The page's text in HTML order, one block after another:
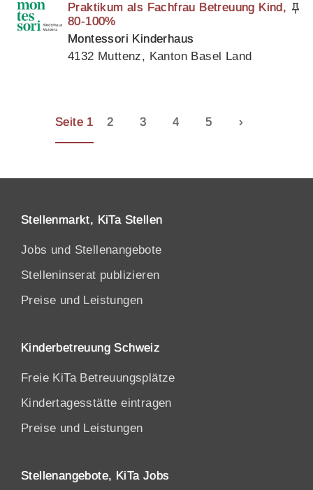
Praktikum als Fachfrau Betreuung Kind,
80-100%
Montessori Kinderhaus
4132 Muttenz, Kanton Basel Land
Seite 1 2 3 4 5 ›
Stellenmarkt, KiTa Stellen
Jobs und Stellenangebote
Stelleninserat publizieren
Preise und Leistungen
Kinderbetreuung Schweiz
Freie KiTa Betreuungsplätze
Kindertagesstätte eintragen
Preise und Leistungen
Stellenangebote, KiTa Jobs